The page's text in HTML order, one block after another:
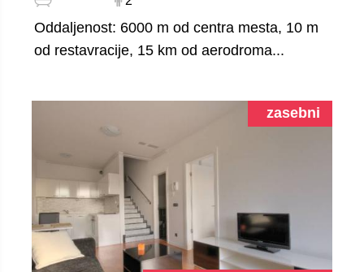
Oddaljenost: 6000 m od centra mesta, 10 m
od restavracije, 15 km od aerodroma...
zasebni